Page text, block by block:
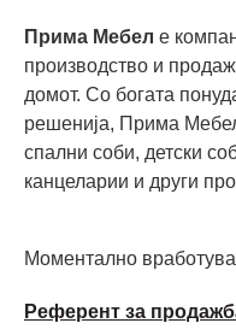
Прима Мебел е
производство и
домот. Со богата
решенија, Прима
спални соби, детски
канцеларии и други
Моментално
Референт за